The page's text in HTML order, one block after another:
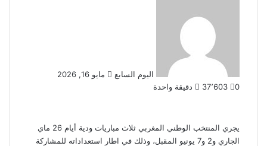
اليوم السابع
مايو 16, 2026
0
دقيقة واحدة
يجري المنتخب الوطني المغربي ثلاث مباريات ودية أيام 26 ماي
الجاري و2 و7 يونيو المقبل، وذلك في اطار استعداداته للمشاركة